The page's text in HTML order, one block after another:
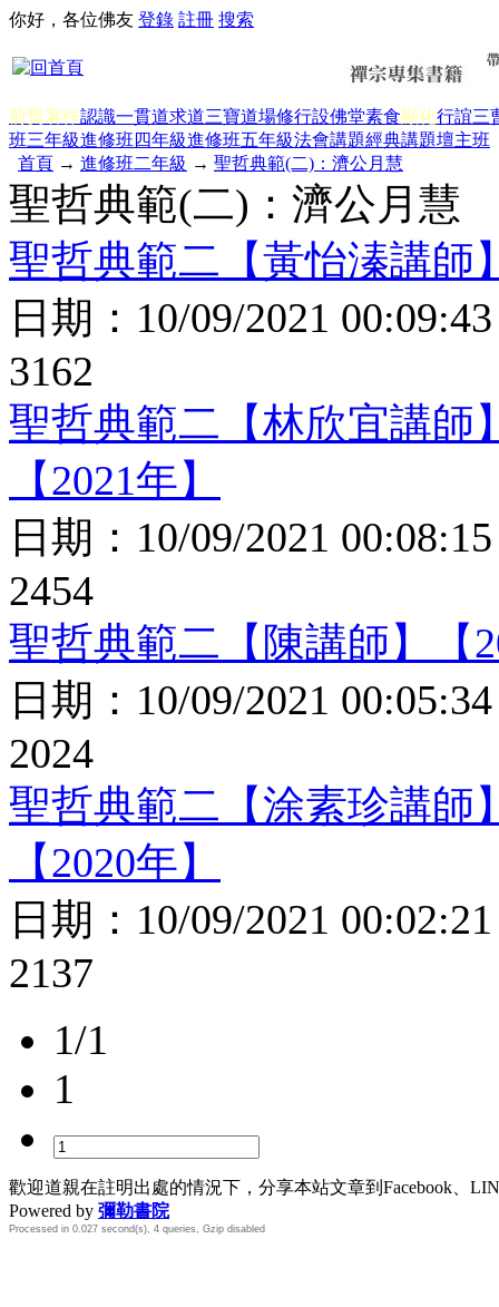
你好，各位佛友 登錄 註冊 搜索
前賢著作認識一貫道求道三寶道場修行設佛堂素食顯化行誼三
班三年級進修班四年級進修班五年級法會講題經典講題壇主班
首頁 → 進修班二年級 → 聖哲典範(二)：濟公月慧
聖哲典範(二)：濟公月慧
聖哲典範二【黃怡溱講師
日期： 10/09/2021 00:09:43
3162
聖哲典範二【林欣宜講師
【2021年】
日期： 10/09/2021 00:08:15
2454
聖哲典範二【陳講師】【
日期： 10/09/2021 00:05:34
2024
聖哲典範二【涂素珍講師
【2020年】
日期： 10/09/2021 00:02:21
2137
1/1
1
歡迎道親在註明出處的情況下，分享本站文章到Facebook、
Powered by 彌勒書院
Processed in 0.027 second(s), 4 queries, Gzip disabled